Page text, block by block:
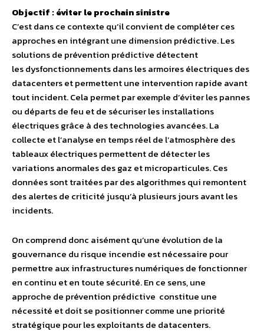
Objectif : éviter le prochain sinistre
C’est dans ce contexte qu’il convient de compléter ces
approches en intégrant une dimension prédictive. Les
solutions de prévention prédictive détectent
les dysfonctionnements dans les armoires électriques des
datacenters et permettent une intervention rapide avant
tout incident. Cela permet par exemple d’éviter les pannes
ou départs de feu et de sécuriser les installations
électriques grâce à des technologies avancées. La
collecte et l’analyse en temps réel de l’atmosphère des
tableaux électriques permettent de détecter les
variations anormales des gaz et microparticules. Ces
données sont traitées par des algorithmes qui remontent
des alertes de criticité jusqu’à plusieurs jours avant les
incidents.
On comprend donc aisément qu’une évolution de la
gouvernance du risque incendie est nécessaire pour
permettre aux infrastructures numériques de fonctionner
en continu et en toute sécurité. En ce sens, une
approche de prévention prédictive constitue une
nécessité et doit se positionner comme une priorité
stratégique pour les exploitants de datacenters.